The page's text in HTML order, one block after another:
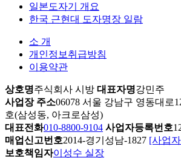
일본도자기 개요
한국 근현대 도자명장 일람
소 개
개인정보취급방침
이용약관
상호명주식회사 시방 대표자명강민주
사업장 주소06078 서울 강남구 영동대로
호(삼성동, 아크로삼성)
대표전화010-8800-9104 사업자등록번호
매업신고번호2014-경기성남-1827 [사업
보호책임자이성수 실장